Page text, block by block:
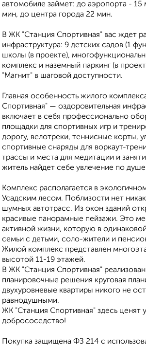
автомобиле займет: до аэропорта - 15
мин, до центра города 22 мин.
В ЖК "Станция Спортивная" вас ждет
инфраструктура: 9 детских садов (1
школы (в проекте),
комплекс и наземный паркинг (в
"Магнит" в шаговой доступности.
Главная особенность жилого
Спортивная" — оздоровительная
включает в себя профессионально
площадки для спортивных игр и
дорогу, велотреки, теннисные корты,
спортивные снаряды для воркаут-
трассы и места для медитации и
житель найдет себе увлечение по
Комплекс располагается в
Усадским лесом. Поблизости нет
шумных автотрасс. Из окон зданий
красивые панорамные пейзажи. Это
активной жизни, которую в
семьи с детьми, соло-жители и
Жилой комплекс представлен
высотой 11-19 этажей.
В ЖК "Станция Спортивная"
планировочные решения круговая
двухуровневые квартиры никого не
равнодушными.
ЖК "Станция Спортивная" здесь ценят
добрососедство!
Покупка защищена ФЗ 214 с